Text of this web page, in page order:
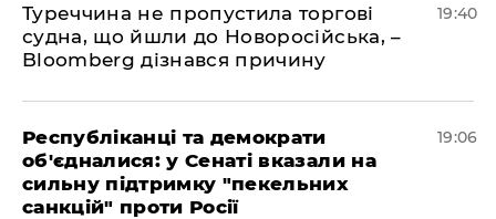
Туреччина не пропустила торгові
судна, що йшли до Новоросійська, –
Bloomberg дізнався причину
19:40
Республіканці та демократи
об'єдналися: у Сенаті вказали на
сильну підтримку "пекельних
санкцій" проти Росії
19:06